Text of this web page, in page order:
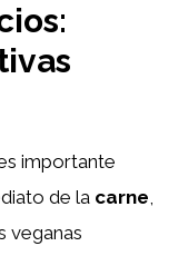
importante
de la carne,
veganas